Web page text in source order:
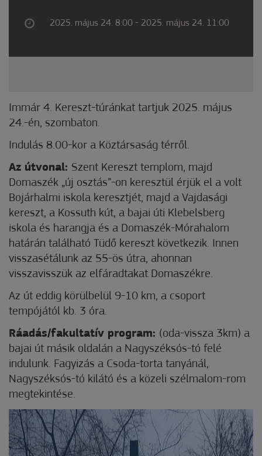
2025. május 24. 8:00 - 2025. május 24. 11:00
Immár 4. Kereszt-túránkat tartjuk 2025. május
24.-én, szombaton.
Indulás 8.00-kor a Köztársaság térről.
Az útvonal: Szent Kereszt templom, majd
Domaszék „új osztás”-on keresztül érjük el a volt
Bojárhalmi iskola keresztjét, majd a Vajdasági
kereszt, a Kossuth kút, a bajai úti Klebelsberg
iskola és harangja és a Domaszék-Mórahalom
határán található Tüdő kereszt következik. Innen
visszasétálunk az 55-ös útra, ahonnan
visszavisszük az elfáradtakat Domaszékre.
Az út eddig körülbelül 9-10 km, a csoport
tempójától kb. 3 óra.
Ráadás/fakultatív program: (oda-vissza 3km) a
bajai út másik oldalán a Nagyszéksós-tó felé
indulunk. Fagyizás a Csoda-torta tanyánál,
Nagyszéksós-tó kilátó és a közeli szélmalom-rom
megtekintése.